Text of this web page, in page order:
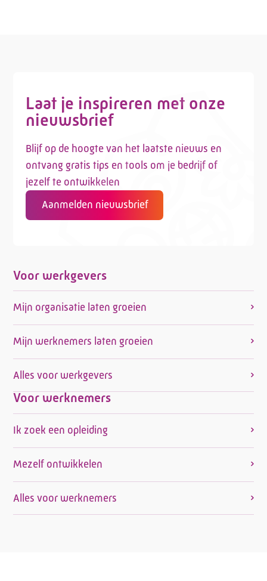
Laat je inspireren met onze
nieuwsbrief
Blijf op de hoogte van het laatste nieuws en
ontvang gratis tips en tools om je bedrijf of
jezelf te ontwikkelen
Aanmelden nieuwsbrief
Voor werkgevers
Mijn organisatie laten groeien
Mijn werknemers laten groeien
Alles voor werkgevers
Voor werknemers
Ik zoek een opleiding
Mezelf ontwikkelen
Alles voor werknemers